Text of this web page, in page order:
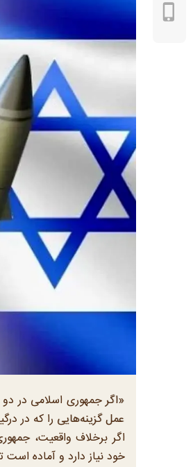
«اگر جمهوری اسلامی در
عمل گزینه‌هایی را که در
اگر برخلاف واقعیت،
خود نیاز دارد و آماده